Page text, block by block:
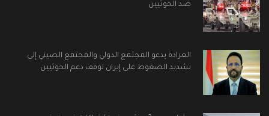
ضد الحوثيين
العرادة يدعو المجتمع الدولي والمجتمع الصيني إلى
تشديد الضغوط على إيران لوقف دعم الحوثيين